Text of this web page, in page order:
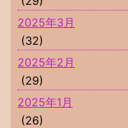
2025年3月
(32)
2025年2月
(29)
2025年1月
(26)